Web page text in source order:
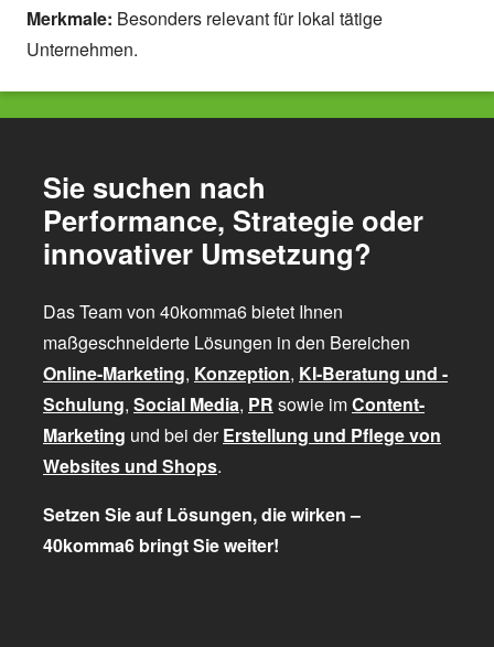
Merkmale: Besonders relevant für lokal tätige
Unternehmen.
Sie suchen nach
Performance, Strategie oder
innovativer Umsetzung?
Das Team von 40komma6 bietet Ihnen
maßgeschneiderte Lösungen in den Bereichen
Online-Marketing, Konzeption, KI-Beratung und -
Schulung, Social Media, PR sowie imContent-
Marketing und bei derErstellung und Pflege von
Websites und Shops.
Setzen Sie auf Lösungen, die wirken –
40komma6 bringt Sie weiter!